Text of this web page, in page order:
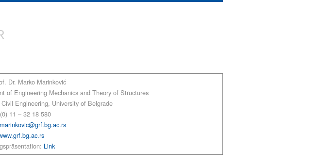
Dr. Marko Marinković
of Engineering Mechanics and Theory of Structures
Engineering, University of Belgrade
11 – 32 18 580
Link